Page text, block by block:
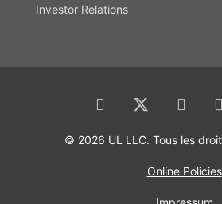
Investor Relations
© 2026 UL LLC. Tous les
Online Policies